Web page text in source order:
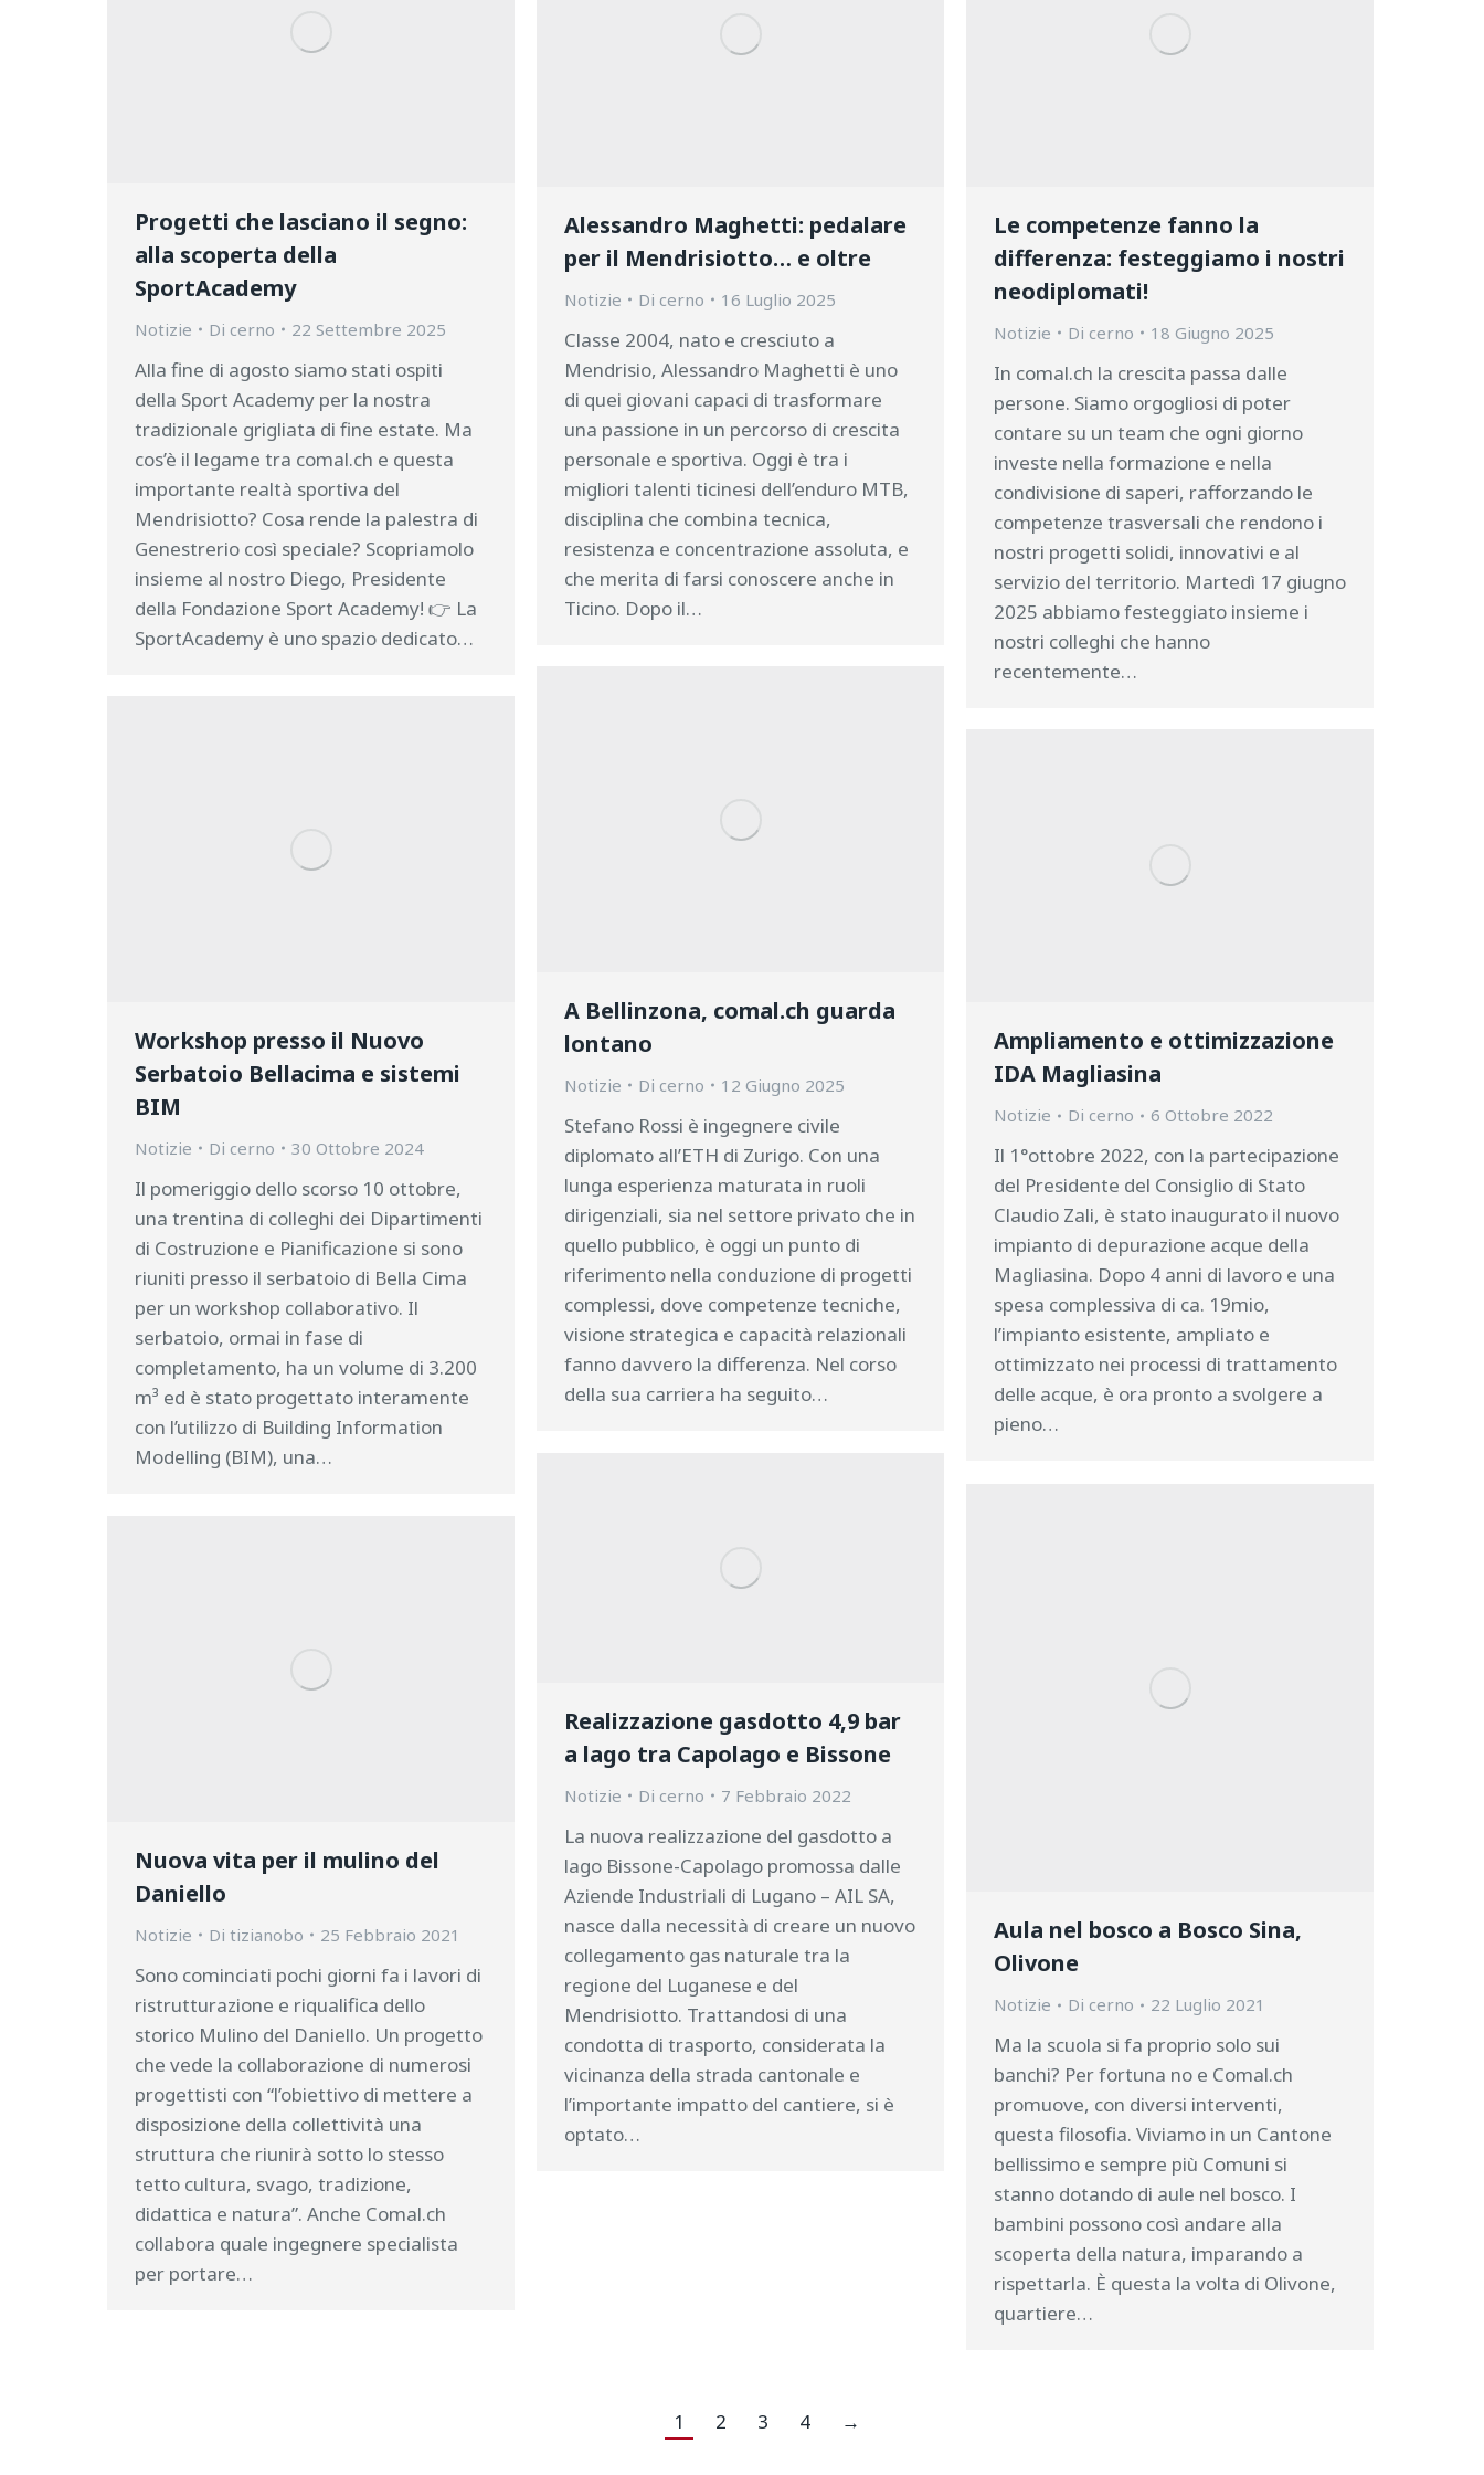
Progetti che lasciano il segno:
alla scoperta della
SportAcademy
Notizie Di cerno 22 Settembre 2025
Alla fine di agosto siamo stati ospiti
della Sport Academy per la nostra
tradizionale grigliata di fine estate. Ma
cos’è il legame tra comal.ch e questa
importante realtà sportiva del
Mendrisiotto? Cosa rende la palestra di
Genestrerio così speciale? Scopriamolo
insieme al nostro Diego, Presidente
della Fondazione Sport Academy! 👉 La
SportAcademy è uno spazio dedicato…
Alessandro Maghetti: pedalare
per il Mendrisiotto… e oltre
Notizie Di cerno 16 Luglio 2025
Classe 2004, nato e cresciuto a
Mendrisio, Alessandro Maghetti è uno
di quei giovani capaci di trasformare
una passione in un percorso di crescita
personale e sportiva. Oggi è tra i
migliori talenti ticinesi dell’enduro MTB,
disciplina che combina tecnica,
resistenza e concentrazione assoluta, e
che merita di farsi conoscere anche in
Ticino. Dopo il…
Le competenze fanno la
differenza: festeggiamo i nostri
neodiplomati!
Notizie Di cerno 18 Giugno 2025
In comal.ch la crescita passa dalle
persone. Siamo orgogliosi di poter
contare su un team che ogni giorno
investe nella formazione e nella
condivisione di saperi, rafforzando le
competenze trasversali che rendono i
nostri progetti solidi, innovativi e al
servizio del territorio. Martedì 17 giugno
2025 abbiamo festeggiato insieme i
nostri colleghi che hanno
recentemente…
A Bellinzona, comal.ch guarda
lontano
Notizie Di cerno 12 Giugno 2025
Stefano Rossi è ingegnere civile
diplomato all’ETH di Zurigo. Con una
lunga esperienza maturata in ruoli
dirigenziali, sia nel settore privato che in
quello pubblico, è oggi un punto di
riferimento nella conduzione di progetti
complessi, dove competenze tecniche,
visione strategica e capacità relazionali
fanno davvero la differenza. Nel corso
della sua carriera ha seguito…
Workshop presso il Nuovo
Serbatoio Bellacima e sistemi
BIM
Notizie Di cerno 30 Ottobre 2024
Il pomeriggio dello scorso 10 ottobre,
una trentina di colleghi dei Dipartimenti
di Costruzione e Pianificazione si sono
riuniti presso il serbatoio di Bella Cima
per un workshop collaborativo. Il
serbatoio, ormai in fase di
completamento, ha un volume di 3.200
m³ ed è stato progettato interamente
con l’utilizzo di Building Information
Modelling (BIM), una…
Ampliamento e ottimizzazione
IDA Magliasina
Notizie Di cerno 6 Ottobre 2022
Il 1°ottobre 2022, con la partecipazione
del Presidente del Consiglio di Stato
Claudio Zali, è stato inaugurato il nuovo
impianto di depurazione acque della
Magliasina. Dopo 4 anni di lavoro e una
spesa complessiva di ca. 19mio,
l’impianto esistente, ampliato e
ottimizzato nei processi di trattamento
delle acque, è ora pronto a svolgere a
pieno…
Realizzazione gasdotto 4,9 bar
a lago tra Capolago e Bissone
Notizie Di cerno 7 Febbraio 2022
La nuova realizzazione del gasdotto a
lago Bissone-Capolago promossa dalle
Aziende Industriali di Lugano – AIL SA,
nasce dalla necessità di creare un nuovo
collegamento gas naturale tra la
regione del Luganese e del
Mendrisiotto. Trattandosi di una
condotta di trasporto, considerata la
vicinanza della strada cantonale e
l’importante impatto del cantiere, si è
optato…
Aula nel bosco a Bosco Sina,
Olivone
Notizie Di cerno 22 Luglio 2021
Ma la scuola si fa proprio solo sui
banchi? Per fortuna no e Comal.ch
promuove, con diversi interventi,
questa filosofia. Viviamo in un Cantone
bellissimo e sempre più Comuni si
stanno dotando di aule nel bosco. I
bambini possono così andare alla
scoperta della natura, imparando a
rispettarla. È questa la volta di Olivone,
quartiere…
Nuova vita per il mulino del
Daniello
Notizie Di tizianobo 25 Febbraio 2021
Sono cominciati pochi giorni fa i lavori di
ristrutturazione e riqualifica dello
storico Mulino del Daniello. Un progetto
che vede la collaborazione di numerosi
progettisti con “l’obiettivo di mettere a
disposizione della collettività una
struttura che riunirà sotto lo stesso
tetto cultura, svago, tradizione,
didattica e natura”. Anche Comal.ch
collabora quale ingegnere specialista
per portare…
1 2 3 4 →